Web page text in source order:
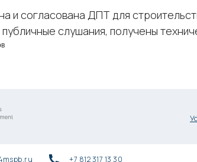
и согласована ДПТ для
слушания, получены
+7 812 317 13 30